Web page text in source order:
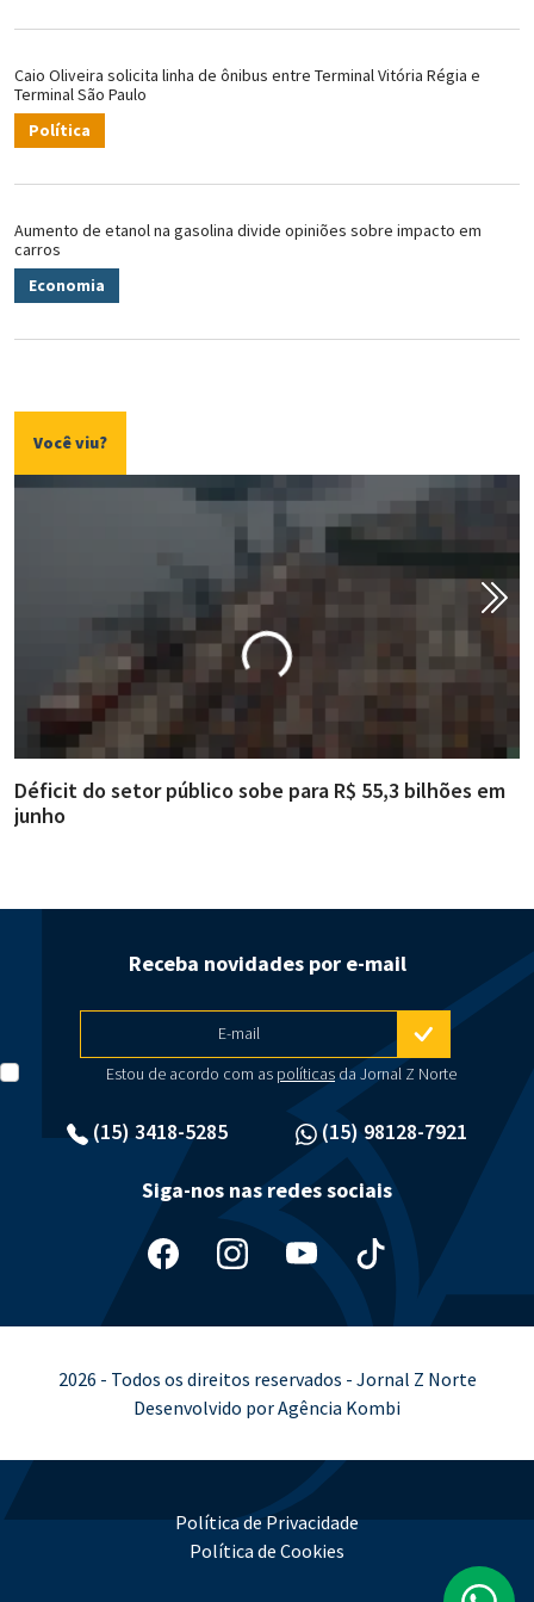
Caio Oliveira solicita linha de ônibus entre Terminal Vitória Régia e
Terminal São Paulo
Política
Aumento de etanol na gasolina divide opiniões sobre impacto em
carros
Economia
Você viu?
Déficit do setor público sobe para R$ 55,3 bilhões em
junho
(15) 3418-5285 (15) 98128-7921
Receba novidades por e-mail
E-mail
Estou de acordo com as políticasda Jornal Z Norte
Siga-nos nas redes sociais
2026 - Todos os direitos reservados - Jornal Z Norte
Desenvolvido por Agência Kombi
Política de Privacidade
Política de Cookies